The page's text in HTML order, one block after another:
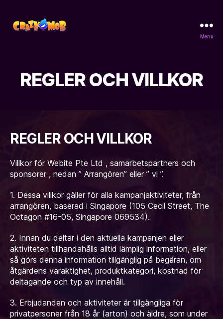
Menu
REGLER OCH VILLKOR
REGLER OCH VILLKOR
Villkor för Webite Pte Ltd , samarbetspartners och
sponsorer , nedan ” Arrangören” eller ” vi ”.
1. Dessa villkor gäller för alla kampanjaktiviteter, från
arrangören, baserad i Singapore (105 Cecil Street, The
Octagon #16-05, Singapore 069534).
2. Innan du deltar i den aktuella kampanjen eller
aktiviteten tillhandahålls alltid lämplig information, eller
så görs denna information tillgänglig på begäran, om
åtgärdens varaktighet, produktkategori, kostnad för
deltagande och typ av innehåll.
3. Erbjudanden och aktiviteter är tillgängliga för
privatpersoner från 18 år (arton) och äldre, som under